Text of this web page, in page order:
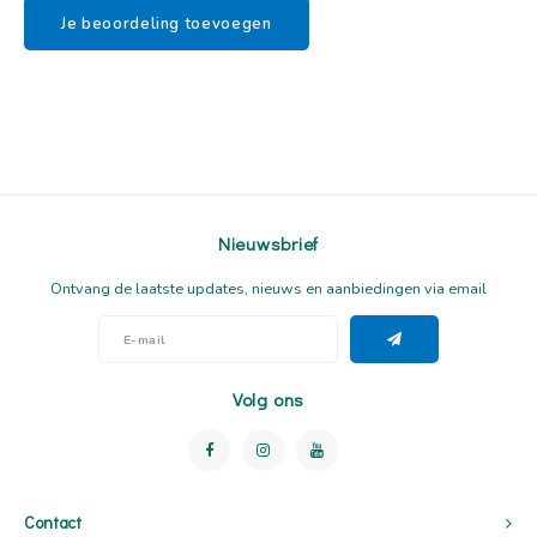
Je beoordeling toevoegen
Contact
Nieuwsbrief
Ontvang de laatste updates, nieuws en aanbiedingen via email
Volg ons